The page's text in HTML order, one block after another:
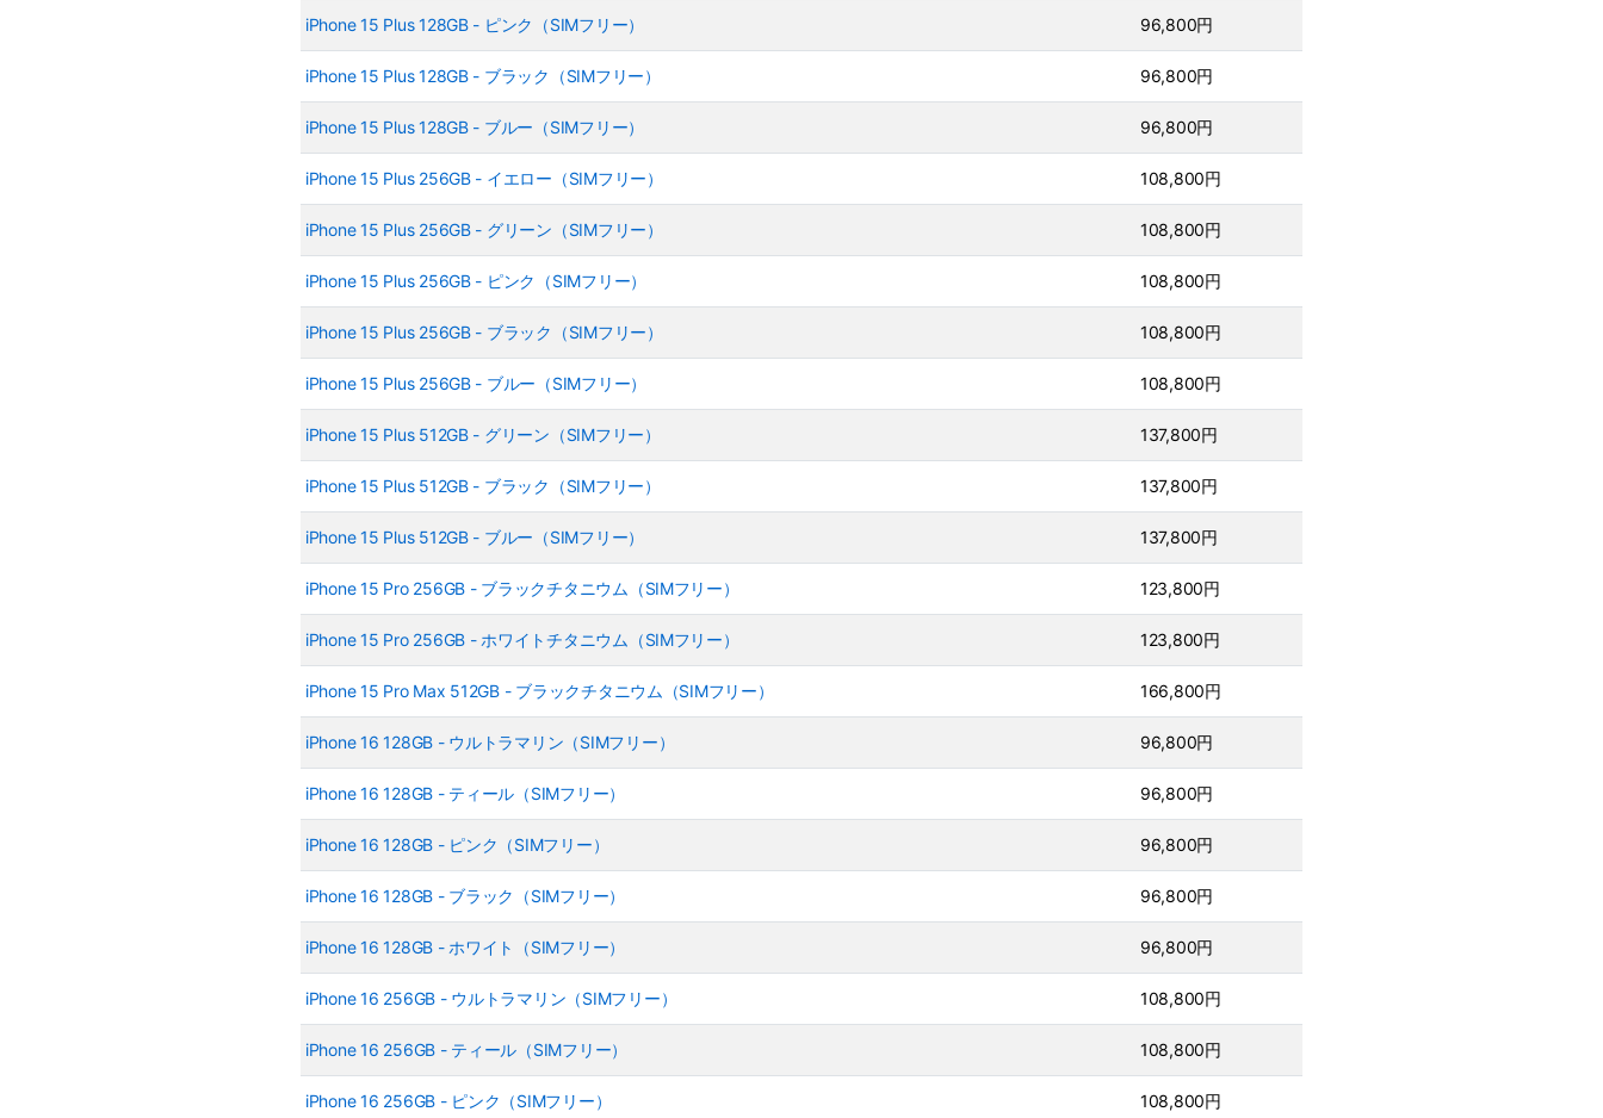
iPhone 15 Plus 128GB - ピンク（SIMフリー） 96,800円
iPhone 15 Plus 128GB - ブラック（SIMフリー） 96,800円
iPhone 15 Plus 128GB - ブルー（SIMフリー） 96,800円
iPhone 15 Plus 256GB - イエロー（SIMフリー） 108,800円
iPhone 15 Plus 256GB - グリーン（SIMフリー） 108,800円
iPhone 15 Plus 256GB - ピンク（SIMフリー） 108,800円
iPhone 15 Plus 256GB - ブラック（SIMフリー） 108,800円
iPhone 15 Plus 256GB - ブルー（SIMフリー） 108,800円
iPhone 15 Plus 512GB - グリーン（SIMフリー） 137,800円
iPhone 15 Plus 512GB - ブラック（SIMフリー） 137,800円
iPhone 15 Plus 512GB - ブルー（SIMフリー） 137,800円
iPhone 15 Pro 256GB - ブラックチタニウム（SIMフリー） 123,800円
iPhone 15 Pro 256GB - ホワイトチタニウム（SIMフリー） 123,800円
iPhone 15 Pro Max 512GB - ブラックチタニウム（SIMフリー） 166,800円
iPhone 16 128GB - ウルトラマリン（SIMフリー） 96,800円
iPhone 16 128GB - ティール（SIMフリー） 96,800円
iPhone 16 128GB - ピンク（SIMフリー） 96,800円
iPhone 16 128GB - ブラック（SIMフリー） 96,800円
iPhone 16 128GB - ホワイト（SIMフリー） 96,800円
iPhone 16 256GB - ウルトラマリン（SIMフリー） 108,800円
iPhone 16 256GB - ティール（SIMフリー） 108,800円
iPhone 16 256GB - ピンク（SIMフリー） 108,800円